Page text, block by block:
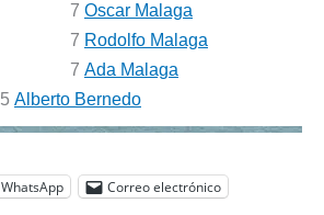
7 Oscar Malaga
7 Rodolfo Malaga
7 Ada Malaga
5 Alberto Bernedo
WhatsApp
Correo electrónico